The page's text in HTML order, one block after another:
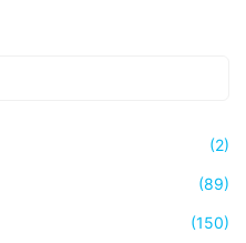
(2)
(89)
(150)